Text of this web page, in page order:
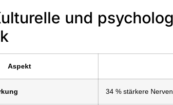
und
Aspekt
34 % stärkere